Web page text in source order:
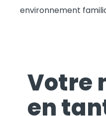
environnement
Votre
en